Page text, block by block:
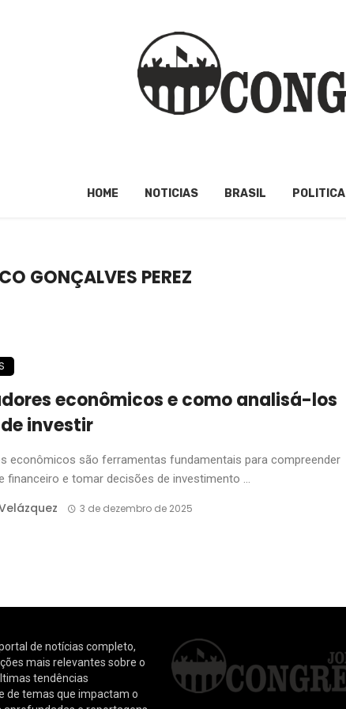
HOME NOTICIAS BRASIL POLITICA
GONÇALVES PEREZ
econômicos e como analisá-los
investir
econômicos são ferramentas fundamentais para compreender
financeiro e tomar decisões de investimento ...
3 de dezembro de 2025
de notícias completo,
mais relevantes sobre o
tendências
de temas que impactam o